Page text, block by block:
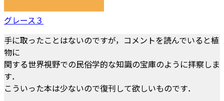
グレース３
手に取ったことはないのですが，コメントを読んでいると植
物に
関する世界視野での民俗学的な知識の宝庫のように拝察しま
す．
こういった本は少ないので復刊して欲しいものです．